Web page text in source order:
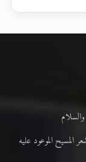
السلام ..«3» نظرة في شعر المسيح الموعود عليه